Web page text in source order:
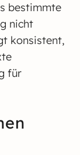
bestimmte
nicht
konsistent,
für